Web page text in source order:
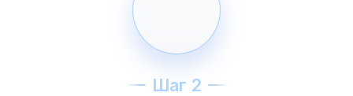
Шаг 2